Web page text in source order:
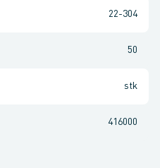
22-304
50
stk
416000